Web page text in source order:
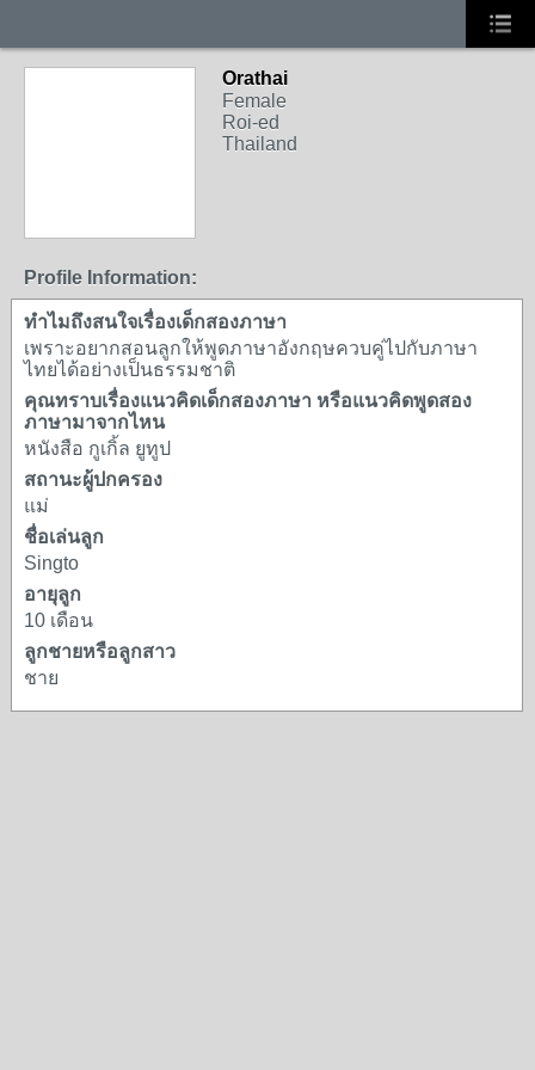
Orathai
Female
Roi-ed
Thailand
Profile Information:
ทำไมถึงสนใจเรื่องเด็กสองภาษา
เพราะอยากสอนลูกให้พูดภาษาอังกฤษควบคู่ไปกับภาษา
ไทยได้อย่างเป็นธรรมชาติ
คุณทราบเรื่องแนวคิดเด็กสองภาษา หรือแนวคิดพูดสอง
ภาษามาจากไหน
หนังสือ กูเกิ้ล ยูทูป
สถานะผู้ปกครอง
แม่
ชื่อเล่นลูก
Singto
อายุลูก
10 เดือน
ลูกชายหรือลูกสาว
ชาย